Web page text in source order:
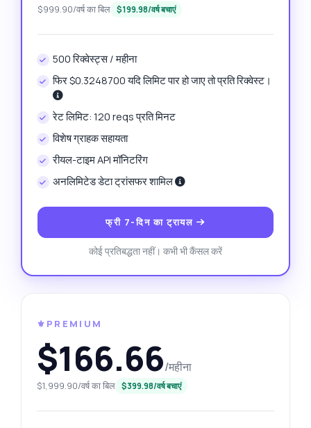
$999.90/वर्ष का बिल $199.98/वर्ष बचाएं
500 रिक्वेस्ट्स / महीना
फिर $0.3248700 यदि लिमिट पार हो जाए तो प्रति रिक्वेस्ट।
रेट लिमिट: 120 reqs प्रति मिनट
विशेष ग्राहक सहायता
रीयल-टाइम API मॉनिटरिंग
अनलिमिटेड डेटा ट्रांसफर शामिल
फ्री 7-दिन का ट्रायल
कोई प्रतिबद्धता नहीं। कभी भी कैंसल करें
⚜️PREMIUM
$166.66/महीना
$1,999.90/वर्ष का बिल $399.98/वर्ष बचाएं